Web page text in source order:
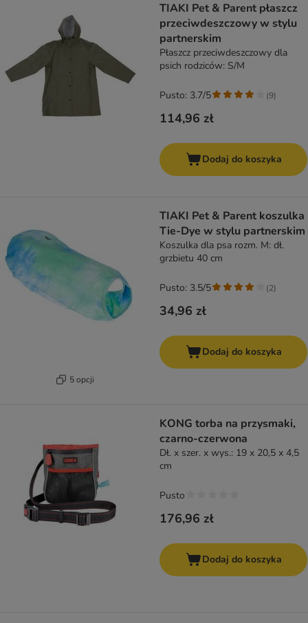
TIAKI Pet & Parent płaszcz
przeciwdeszczowy w stylu
partnerskim
Płaszcz przeciwdeszczowy dla
psich rodziców: S/M
114,96 zł
Pusto: 3.7/5 (9)
Dodaj do koszyka
5 opcji
TIAKI Pet & Parent koszulka
Tie-Dye w stylu partnerskim
Koszulka dla psa rozm. M: dł.
grzbietu 40 cm
34,96 zł
Pusto: 3.5/5 (2)
Dodaj do koszyka
KONG torba na przysmaki,
czarno-czerwona
Dł. x szer. x wys.: 19 x 20,5 x 4,5
cm
176,96 zł
Pusto
Dodaj do koszyka